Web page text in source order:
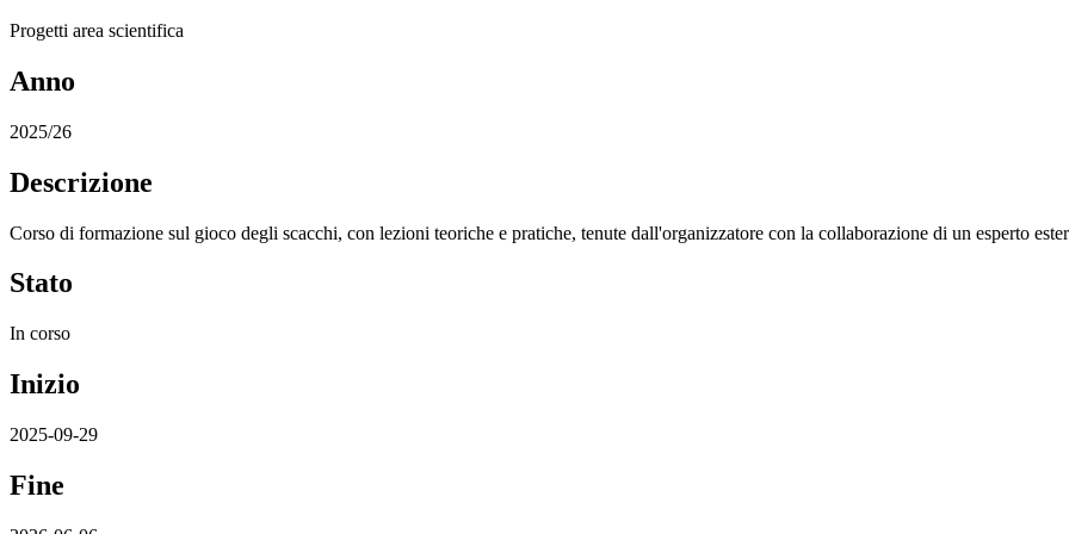
Progetti area scientifica
Anno
2025/26
Descrizione
Corso di formazione sul gioco degli scacchi, con lezioni teoriche e pratiche, tenute dall'organizzatore con la collaborazione di un esperto
Stato
In corso
Inizio
2025-09-29
Fine